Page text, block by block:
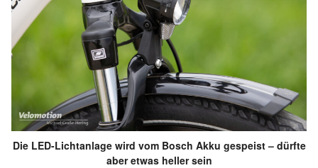
Die LED-Lichtanlage wird vom Bosch Akku gespeist – dürfte
aber etwas heller sein